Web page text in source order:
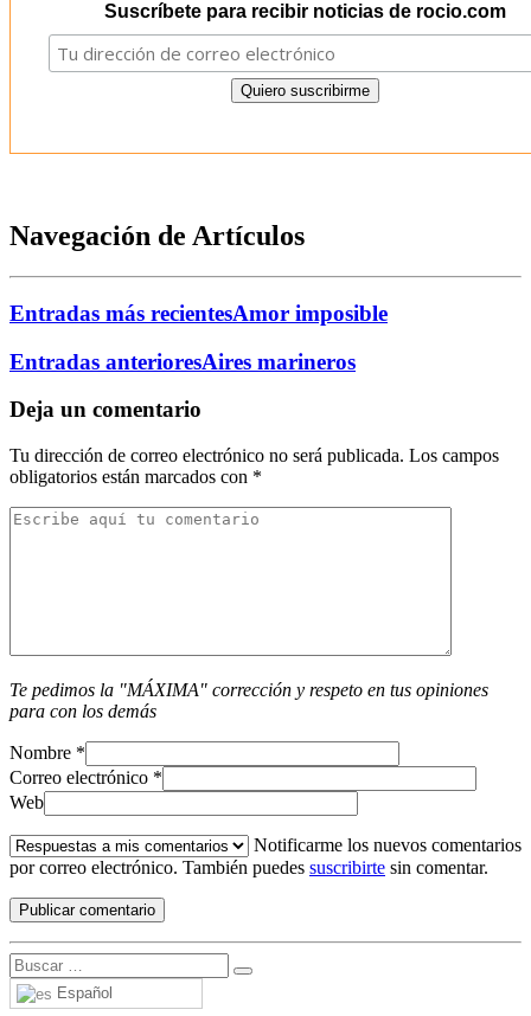
Suscríbete para recibir noticias de rocio.com
Navegación de Artículos
Entradas más recientesAmor imposible
Entradas anterioresAires marineros
Deja un comentario
Tu dirección de correo electrónico no será publicada. Los campos
obligatorios están marcados con *
Te pedimos la "MÁXIMA" corrección y respeto en tus opiniones
para con los demás
Nombre *
Correo electrónico *
Web
Notificarme los nuevos comentarios
por correo electrónico. También puedes suscribirte sin comentar.
Español